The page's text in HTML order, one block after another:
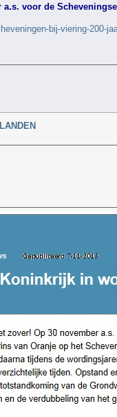
voor de
bij-viering-200-